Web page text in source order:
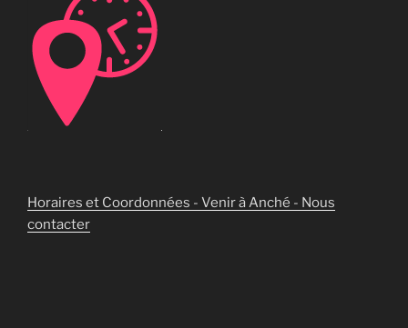
Horaires et Coordonnées - Venir à Anché - Nous
contacter